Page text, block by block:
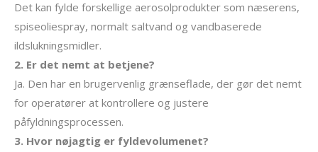
Det kan fylde forskellige aerosolprodukter som næserens,
spiseoliespray, normalt saltvand og vandbaserede
ildslukningsmidler.
2. Er det nemt at betjene?
Ja. Den har en brugervenlig grænseflade, der gør det nemt
for operatører at kontrollere og justere
påfyldningsprocessen.
3. Hvor nøjagtig er fyldevolumenet?